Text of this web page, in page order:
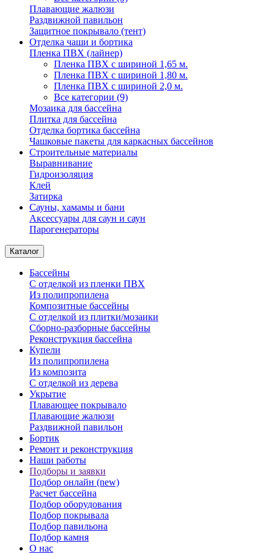
Плавающие жалюзи
Раздвижной павильон
Защитное покрывало (тент)
Отделка чаши и бортика
Пленка ПВХ (лайнер)
Пленка ПВХ с шириной 1,65 м.
Пленка ПВХ с шириной 1,80 м.
Пленка ПВХ с шириной 2,0 м.
Все категории (9)
Мозаика для бассейна
Плитка для бассейна
Отделка бортика бассейна
Чашковые пакеты для каркасных бассейнов
Строительные материалы
Выравнивание
Гидроизоляция
Клей
Затирка
Сауны, хамамы и бани
Аксессуары для саун и саун
Парогенераторы
Каталог
Бассейны
С отделкой из пленки ПВХ
Из полипропилена
Композитные бассейны
С отделкой из плитки/мозаики
Сборно-разборные бассейны
Реконструкция бассейна
Купели
Из полипропилена
Из композита
С отделкой из дерева
Укрытие
Плавающее покрывало
Плавающие жалюзи
Раздвижной павильон
Бортик
Ремонт и реконструкция
Наши работы
Подборы и заявки
Подбор онлайн (new)
Расчет бассейна
Подбор оборудования
Подбор покрывала
Подбор павильона
Подбор камня
О нас